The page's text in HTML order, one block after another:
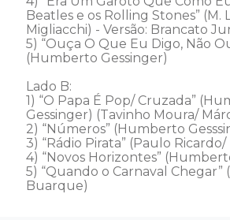
Beatles e os Rolling Stones” (M.
Migliacchi) - Versão: Brancato
5) “Ouça O Que Eu Digo, Não
(Humberto Gessinger)
Lado B:
1) “O Papa É Pop/ Cruzada”
Gessinger) (Tavinho Moura/
2) “Números” (Humberto
3) “Rádio Pirata” (Paulo
4) “Novos Horizontes”
5) “Quando o Carnaval Chegar”
Buarque)